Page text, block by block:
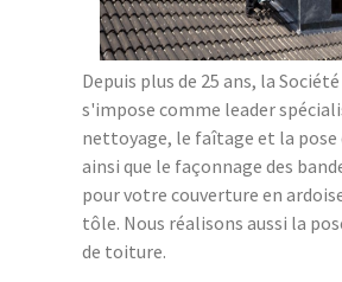
Depuis plus de 25 ans, la
s'impose comme leader
nettoyage, le faîtage et la
ainsi que le façonnage des
pour votre couverture en
tôle. Nous réalisons aussi la
de toiture.